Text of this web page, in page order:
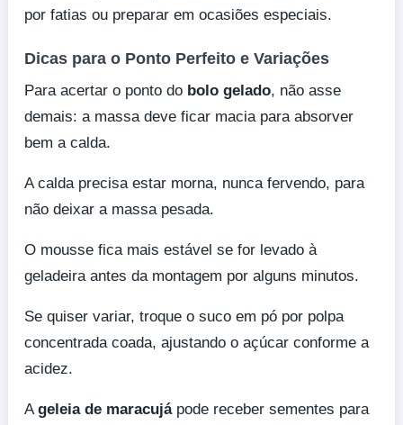
por fatias ou preparar em ocasiões especiais.
Dicas para o Ponto Perfeito e Variações
Para acertar o ponto do bolo gelado, não asse
demais: a massa deve ficar macia para absorver
bem a calda.
A calda precisa estar morna, nunca fervendo, para
não deixar a massa pesada.
O mousse fica mais estável se for levado à
geladeira antes da montagem por alguns minutos.
Se quiser variar, troque o suco em pó por polpa
concentrada coada, ajustando o açúcar conforme a
acidez.
Ageleia de maracujápode receber sementes para